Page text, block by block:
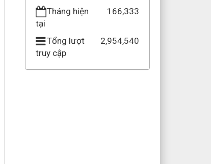
Tháng hiện
tại
166,333
Tổng lượt
truy cập
2,954,540